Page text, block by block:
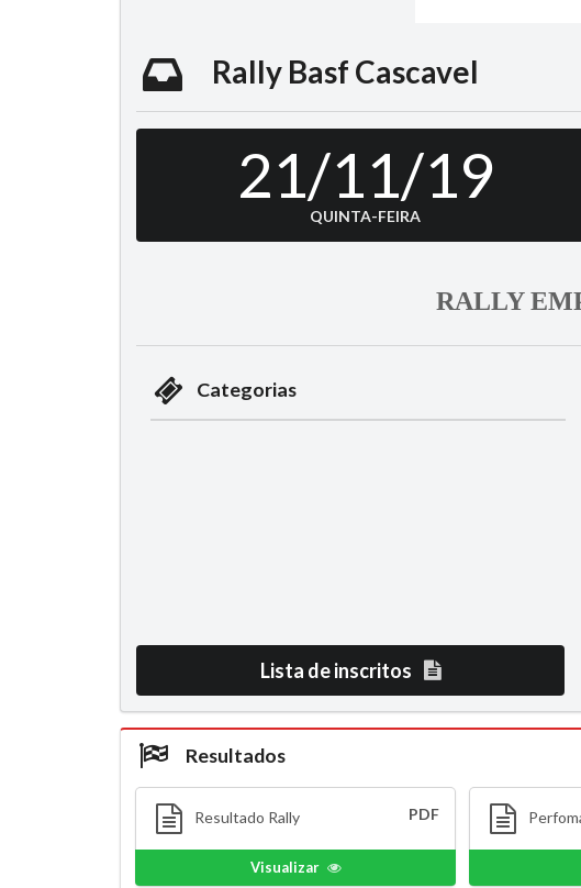
Rally Basf Cascavel
21/11/19
QUINTA-FEIRA
RALLY
Categorias
Lista de inscritos
Resultados
Resultado Rally PDF
Visualizar